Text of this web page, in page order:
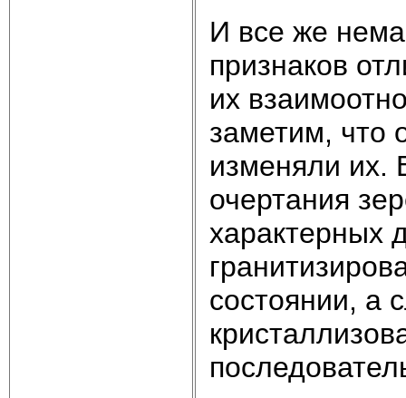
И все же
признаков
их
заметим, что
изменяли их.
очертания
характерных
состоянии, а